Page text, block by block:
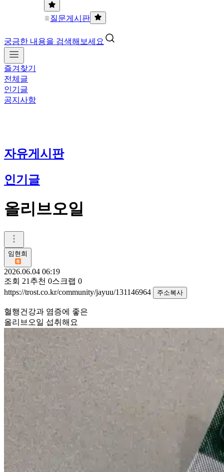
질문게시판
궁금한 내용을 검색해보세요
즐겨찾기
전체글
인기글
공지사항
자유게시판
인기글
올리브오일
임현희
2026.06.04 06:19
조회 21 추천 0스크랩 0
https://trost.co.kr/community/jayuu/131146964
주소복사
혈행건강과 염증에 좋은
올리브오일 섭취해요